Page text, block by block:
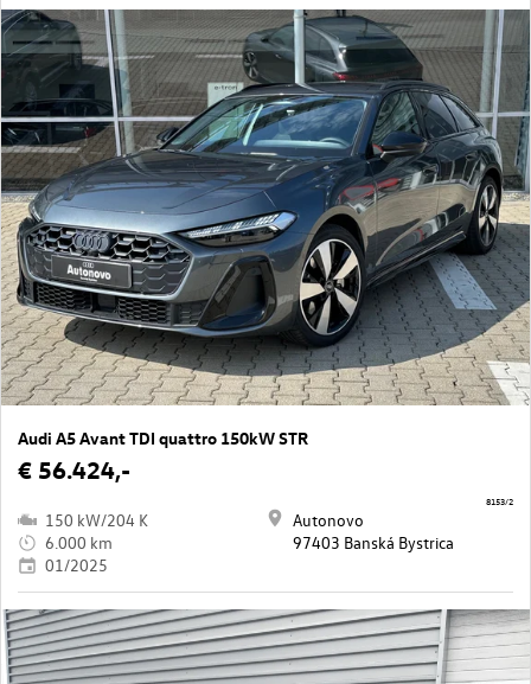
Audi A5 Avant TDI quattro 150kW STR
€ 56.424,-
150 kW/204 K
6.000 km
01/2025
Autonovo
97403 Banská Bystrica
8153/2